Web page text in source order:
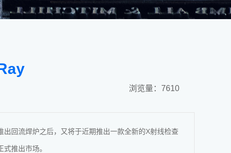
浏览量：7610
回流焊炉之后，又将于近期推出一款全新的X射线检查
推出市场。